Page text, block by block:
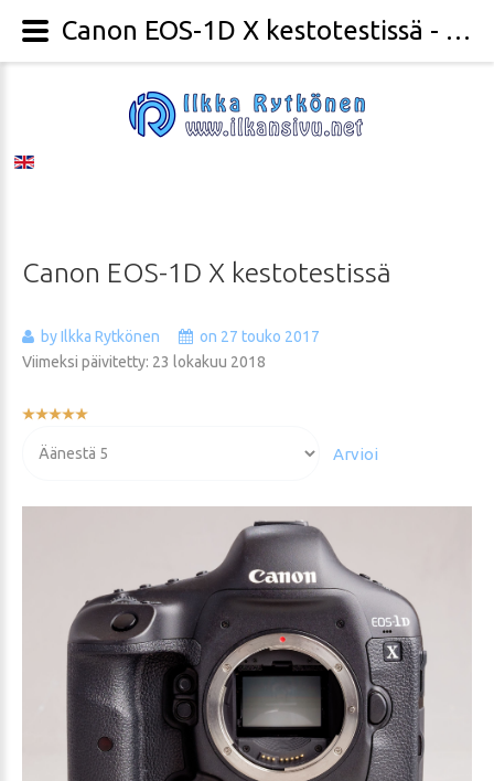
Canon EOS-1D X kestotestissä
by Ilkka Rytkönen
on 27 touko 2017
Viimeksi päivitetty: 23 lokakuu 2018
Käyttäjän
arvioida
Canon EOS-1D X kestotestissä - Valokuvaaja Ilkka Rytkönen